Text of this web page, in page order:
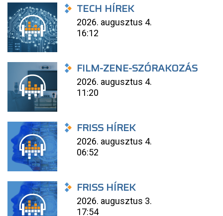
TECH HÍREK
2026. augusztus 4.
16:12
FILM-ZENE-SZÓRAKOZÁS
2026. augusztus 4.
11:20
FRISS HÍREK
2026. augusztus 4.
06:52
FRISS HÍREK
2026. augusztus 3.
17:54